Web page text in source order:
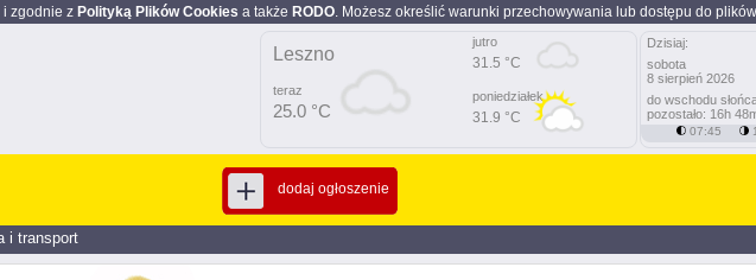
i zgodnie z Polityką Plików Cookies a także RODO. Możesz określić warunki przechowywania lub dostępu do
Leszno
teraz
25.0 °C
jutro
31.5 °C
poniedziałek
31.9 °C
Dzisiaj:
sobota
8 sierpień 2026
do wschodu
pozostało: 16h
07:45
dodaj ogłoszenie
i transport